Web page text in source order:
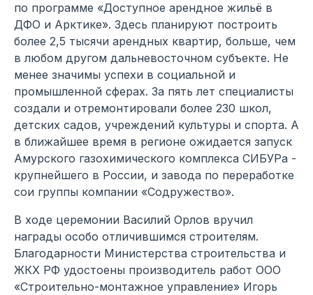
по программе «Доступное арендное жильё в
ДФО и Арктике». Здесь планируют построить
более 2,5 тысячи арендных квартир, больше, чем
в любом другом дальневосточном субъекте. Не
менее значимы успехи в социальной и
промышленной сферах. За пять лет специалисты
создали и отремонтировали более 230 школ,
детских садов, учреждений культуры и спорта. А
в ближайшее время в регионе ожидается запуск
Амурского газохимического комплекса СИБУРа -
крупнейшего в России, и завода по переработке
сои группы компании «Содружество».
В ходе церемонии Василий Орлов вручил
награды особо отличившимся строителям.
Благодарности Министерства строительства и
ЖКХ РФ удостоены производитель работ ООО
«Строительно-монтажное управление» Игорь